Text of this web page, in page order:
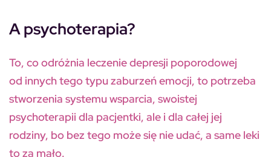
A psychoterapia?
To, co odróżnia leczenie depresji poporodowej
od innych tego typu zaburzeń emocji, to potrzeba
stworzenia systemu wsparcia, swoistej
psychoterapii dla pacjentki, ale i dla całej jej
rodziny, bo bez tego może się nie udać, a same leki
to za mało.